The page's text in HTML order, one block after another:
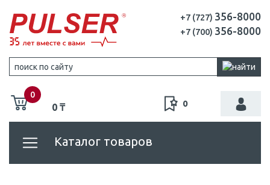
+7 (727) 356-8000
+7 (700) 356-8000
0
0 ₸ 0
Каталог товаров